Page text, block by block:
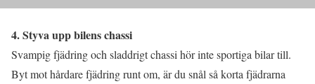
4. Styva upp bilens chassi
Svampig fjädring och sladdrigt chassi hör inte sportiga bilar till.
Byt mot hårdare fjädring runt om, är du snål så korta fjädrarna